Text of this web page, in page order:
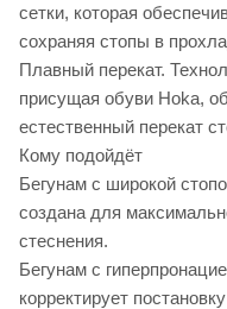
сетки, которая
сохраняя стопы в
Плавный перекат.
присущая обуви Hoka,
естественный перекат
Кому подойдёт
Бегунам с широкой
создана для
стеснения.
Бегунам с
корректирует